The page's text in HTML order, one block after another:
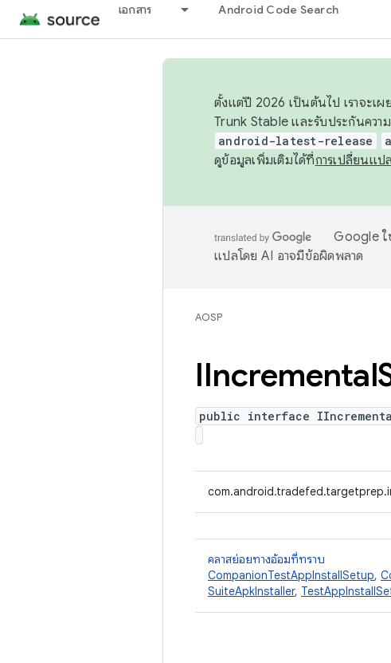
เอกสาร Android Code Search
ตั้งแต่ปี 2026 เป็นต้นไป เราจะเ
Trunk Stable และรับประกันควา
android-latest-release
ดูข้อมูลเพิ่มเติมได้ที่การเปลี่ยนแป
Google ใ
แปลโดย AI อาจมีข้อผิดพลาด
AOSP
IIncremental
public interface
คลาสย่อยทางอ้อมที่ทราบ
CompanionTestAppInstallSetup,
SuiteApkInstaller,